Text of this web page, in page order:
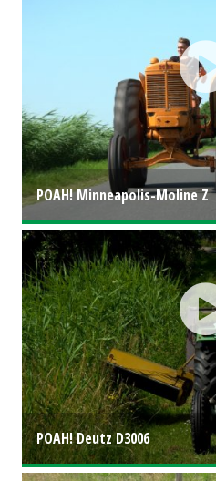
POAH! Minneapolis-Moline Z
POAH! Deutz D3006